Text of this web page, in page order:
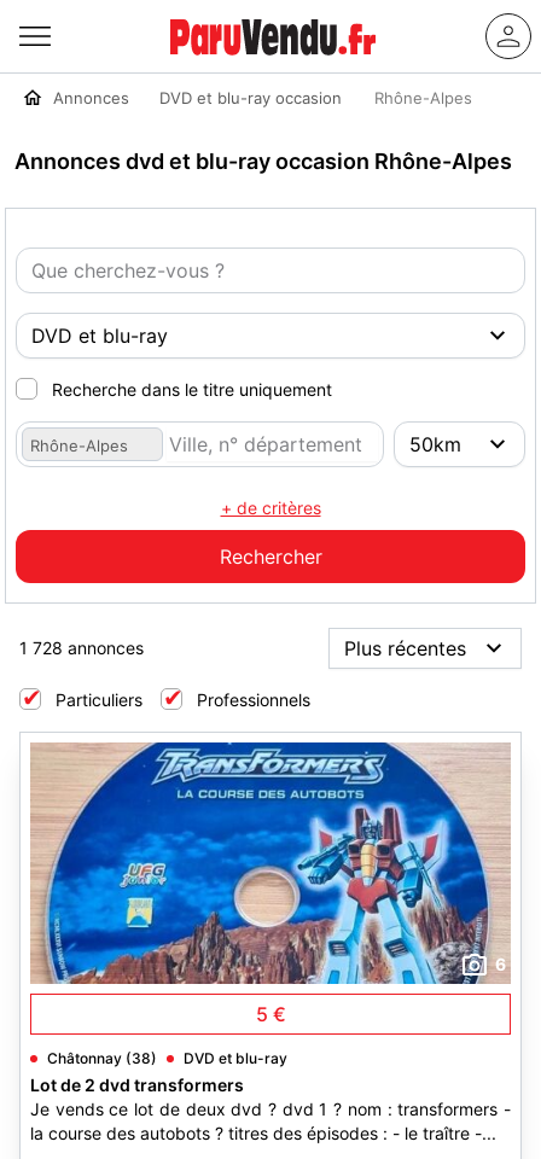
Annonces DVD et blu-ray occasion Rhône-Alpes
Annonces dvd et blu-ray occasion Rhône-Alpes
Recherche dans le titre uniquement
Rhône-Alpes
+ de critères
1 728 annonces
Particuliers Professionnels
6
5 €
Châtonnay (38) DVD et blu-ray
Lot de 2 dvd transformers
Je vends ce lot de deux dvd ? dvd 1 ? nom : transformers -
la course des autobots ? titres des épisodes : - le traître -...